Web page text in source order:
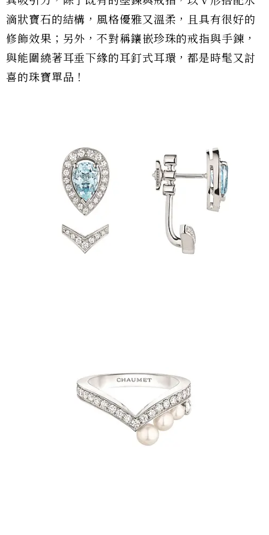
滴狀寶石的結構，風格優雅又溫柔，且具有很好的
修飾效果；另外，不對稱鑲嵌珍珠的戒指與手鍊，
與能圍繞著耳垂下緣的耳釘式耳環，都是時髦又討
喜的珠寶單品！